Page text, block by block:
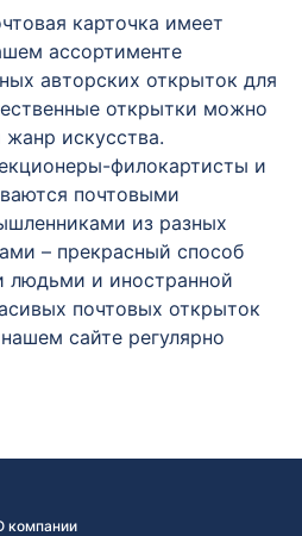
карточка имеет
ассортименте
авторских открыток для
открытки можно
искусства.
филокартисты и
почтовыми
из разных
– прекрасный способ
людьми и иностранной
почтовых открыток
сайте регулярно
компании